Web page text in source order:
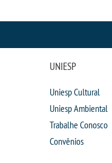
UNIESP
Uniesp Cultural
Uniesp Ambiental
Trabalhe Conosco
Convênios